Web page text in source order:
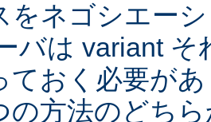
をネゴシエー
バは variant
ておく必要が
の方法のどち